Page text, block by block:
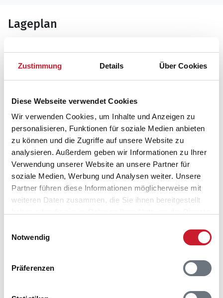
Zustimmung Details Über Cookies
Diese Webseite verwendet Cookies
Wir verwenden Cookies, um Inhalte und Anzeigen zu
personalisieren, Funktionen für soziale Medien anbieten
zu können und die Zugriffe auf unsere Website zu
analysieren. Außerdem geben wir Informationen zu Ihrer
Verwendung unserer Website an unsere Partner für
soziale Medien, Werbung und Analysen weiter. Unsere
Partner führen diese Informationen möglicherweise mit
weiteren Daten zusammen, die Sie ihnen bereitgestellt
Notwendig
Präferenzen
Lageplan
Ferienhaus P62558
Tingodden 503
6960 Hvide Sande